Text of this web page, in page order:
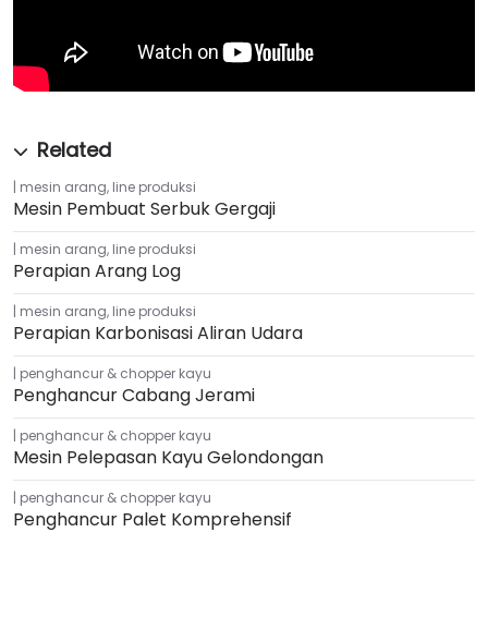
mesin arang, line produksi
Mesin Pembuat Serbuk Gergaji
mesin arang, line produksi
Perapian Arang Log
mesin arang, line produksi
Perapian Karbonisasi Aliran Udara
penghancur & chopper kayu
Penghancur Cabang Jerami
penghancur & chopper kayu
Mesin Pelepasan Kayu Gelondongan
penghancur & chopper kayu
Penghancur Palet Komprehensif